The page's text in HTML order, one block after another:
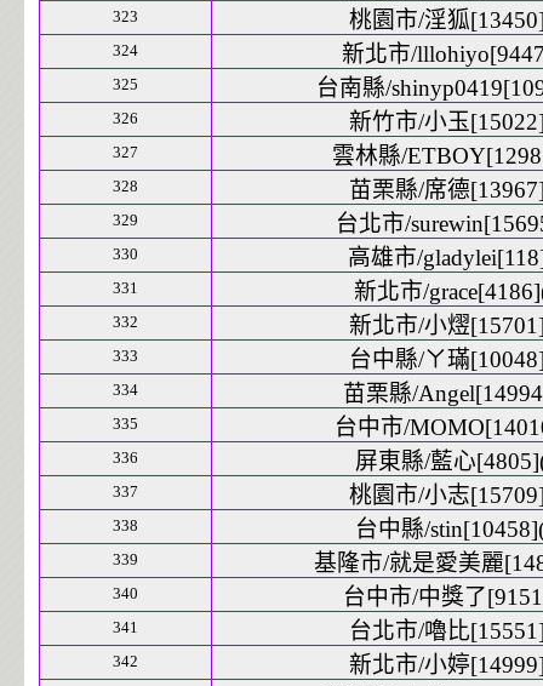
323 桃園市/淫狐
324 新北市/
325 台南縣/
326 新竹市/小玉
327 雲林縣/
328 苗栗縣/席德
329 台北市/
330 高雄市/
331 新北市/
332 新北市/小熤
333 台中縣/ㄚ璊
334 苗栗縣/
335 台中市/
336 屏東縣/藍心
337 桃園市/小志
338 台中縣/
339 基隆市/就是愛美麗
340 台中市/中獎了
341 台北市/嚕比
342 新北市/小婷